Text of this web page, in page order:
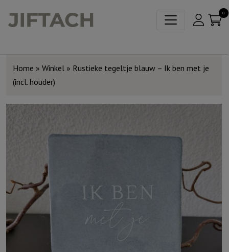
0
Home » Winkel » Rustieke tegeltje blauw – Ik ben met je
(incl. houder)